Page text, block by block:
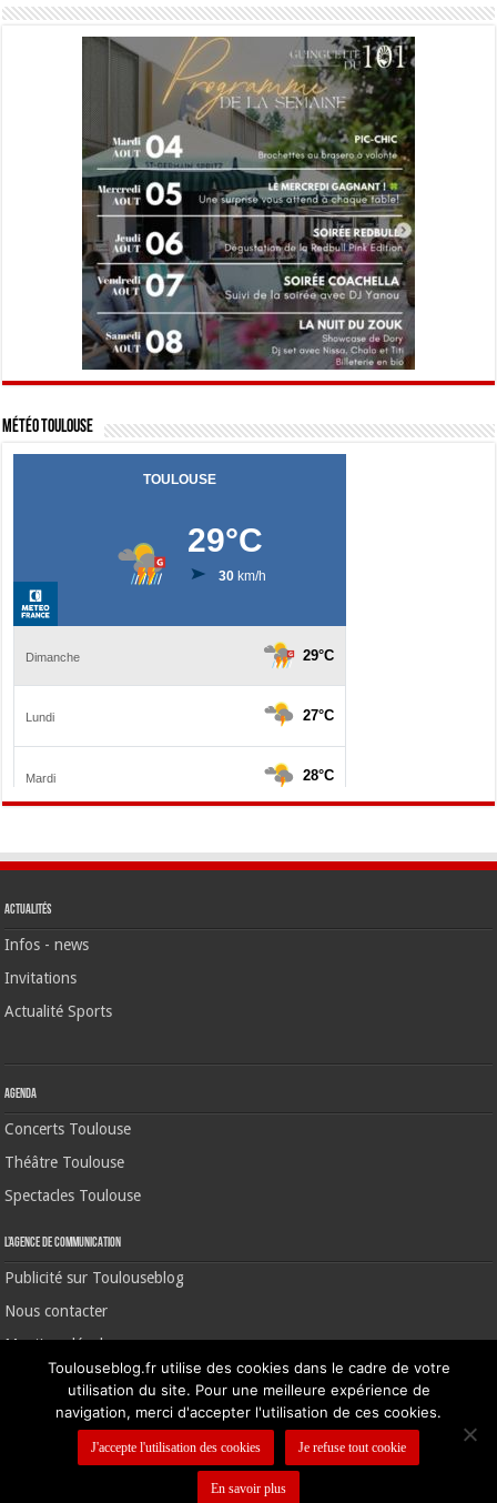
Météo Toulouse
Actualités
Infos - news
Invitations
Actualité Sports
Agenda
Concerts Toulouse
Théâtre Toulouse
Spectacles Toulouse
L’agence de communication
Publicité sur Toulouseblog
Nous contacter
Mentions légales
©2006-2026 Toulouse Blog | CNIL N° 1391640
Toulouseblog.fr utilise des cookies dans le cadre de votre
utilisation du site. Pour une meilleure expérience de
navigation, merci d'accepter l'utilisation de ces cookies.
J'accepte l'utilisation des cookies Je refuse tout cookie
En savoir plus